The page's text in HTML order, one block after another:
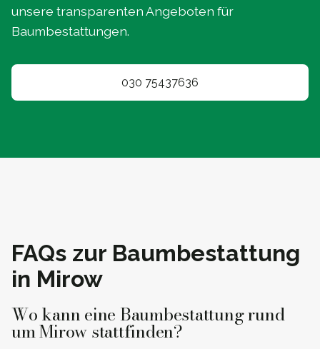
unsere transparenten Angeboten für
Baumbestattungen.
030 75437636
FAQs zur Baumbestattung
in Mirow
Wo kann eine Baumbestattung rund
um Mirow stattfinden?